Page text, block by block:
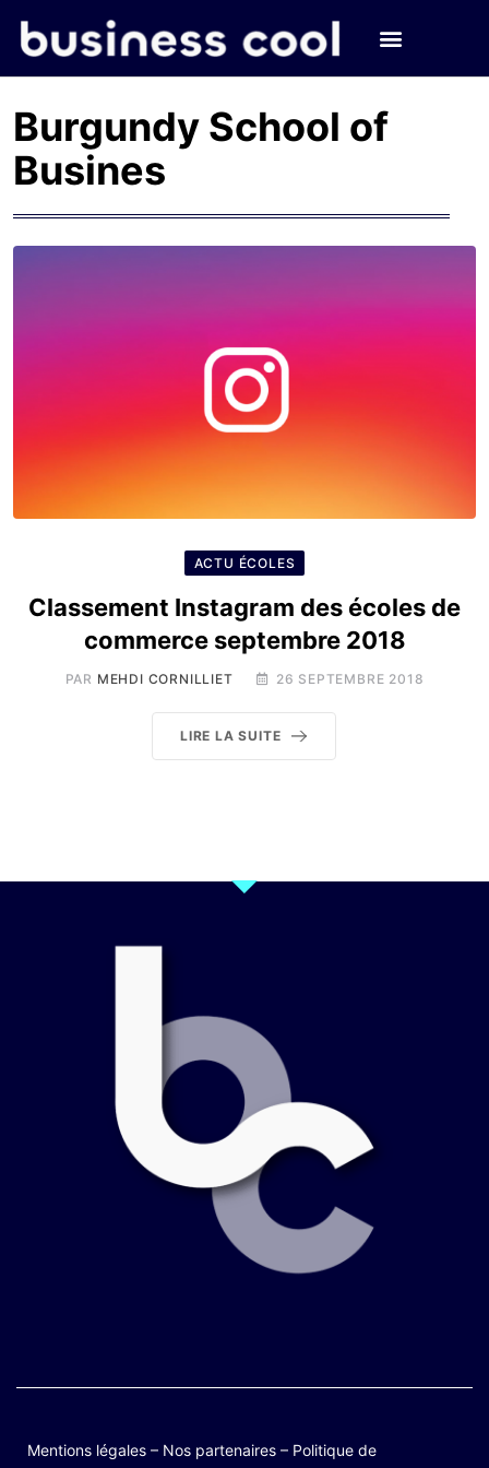
Burgundy School of
Busines
ACTU ÉCOLES
Classement Instagram des écoles de
commerce septembre 2018
PAR MEHDI CORNILLIET 26 SEPTEMBRE 2018
LIRE LA SUITE
Mentions légales – Nos partenaires – Politique de